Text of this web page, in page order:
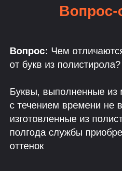
Вопрос-
Вопрос: Чем
от букв из полистирола?
Буквы, выполненные из
с течением времени не
изготовленные из
полгода службы
оттенок